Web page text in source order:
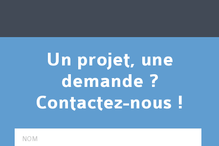
Un projet, une
demande ?
Contactez-nous !